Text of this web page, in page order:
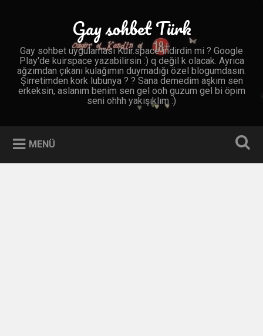
Gay sohbet Türk
Gay sohbet uygulaması Kuir.space indirdin mi ? Google
Play'de kuirspace yazabilirsin :) q değil k olacak. Ayrıca
ağzımdan çıkanı kulağımın duymadığı özel blogumdasın.
Şirretimden kork lubunya ? ? Sana demedim aşkım sen
erkeksin, aslanım benim sen gel ooh guzum gel bi öpim
seni ohhh yakışıklım :)
MENÜ